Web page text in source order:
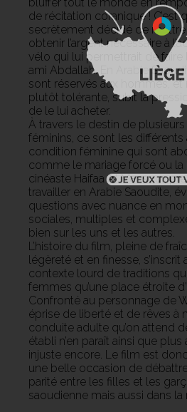
de récitation coranique ! C’est
secrètement décidé de
obtenir l’argent nécessaire à
vélo qui lui permettrait de faire
ami Abdallah. En Arabie
sont réservés aux hommes, et
plutôt tolérante, subit la
de le lui acheter.
À travers le destin de
féminins, ce sont les différents
condition féminine qui sont
comme le mariage forcé ou la
cinéaste Haifaa Al Mansour,
travailler en Arabie Saoudite,
questions avec nuance en
sociales, multiples et
bien sur les uns et les autres.
L’histoire du film, pleine de
légèreté et en finesse, s’inscrit
contexte lourd de traditions
femmes qu’une place étroite
Confronté au personnage de
éprise de liberté et de rêves à
conduite adulte qu’on attend
établi n’en paraît ainsi que
injuste encore. Le film est
une belle occasion de
parité entre les filles et les
saoudienne mais aussi dans la